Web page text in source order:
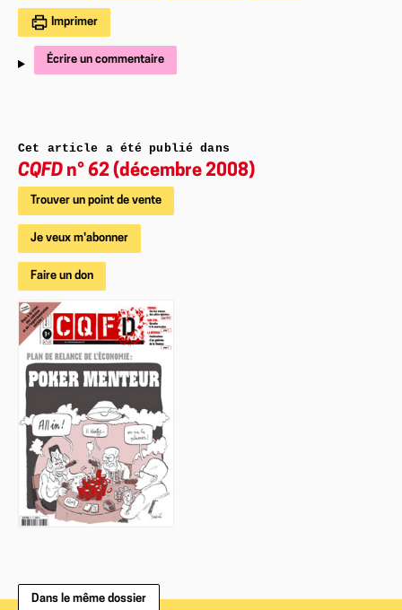
Imprimer
Écrire un commentaire
Cet article a été publié dans
CQFD n° 62 (décembre 2008)
Trouver un point de vente
Je veux m'abonner
Faire un don
Dans le même dossier